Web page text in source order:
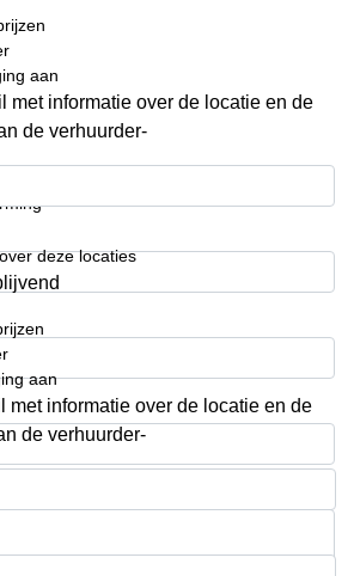
aan
met informatie over de locatie en de
de verhuurder-
deze locaties
aan
met informatie over de locatie en de
de verhuurder-